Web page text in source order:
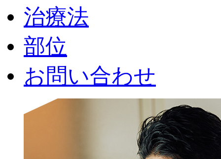
治療法
部位
お問い合わせ